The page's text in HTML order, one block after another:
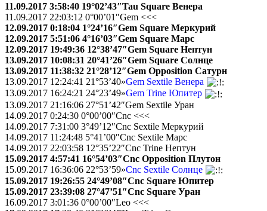
11.09.2017 3:58:40 19°02’43″Tau Square Венера
11.09.2017 22:03:12 0°00’01″Gem <<<
12.09.2017 0:18:04 1°24’16″Gem Square Меркурий
12.09.2017 5:51:06 4°16’03″Gem Square Марс
12.09.2017 19:49:36 12°38’47″Gem Square Нептун
13.09.2017 10:08:31 20°41’26″Gem Square Солнце
13.09.2017 11:38:32 21°28’12″Gem Opposition Сатурн
13.09.2017 12:24:41 21°53’40»Gem Sextile Венера
13.09.2017 16:24:21 24°23’49»Gem Trine Юпитер
13.09.2017 21:16:06 27°51’42″Gem Sextile Уран
14.09.2017 0:24:30 0°00’00″Cnc <<<
14.09.2017 7:31:00 3°49’12″Cnc Sextile Меркурий
14.09.2017 11:24:48 5°41’00″Cnc Sextile Марс
14.09.2017 22:03:58 12°35’22″Cnc Trine Нептун
15.09.2017 4:57:41 16°54’03″Cnc Opposition Плутон
15.09.2017 16:36:06 22°53’59»Cnc Sextile Солнце
15.09.2017 19:26:55 24°49’08″Cnc Square Юпитер
15.09.2017 23:39:08 27°47’51″Cnc Square Уран
16.09.2017 3:01:36 0°00’00″Leo <<<